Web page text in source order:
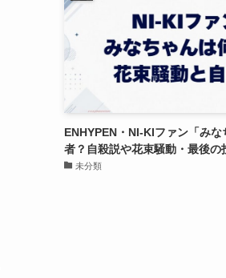
ENHYPEN・NI-KIファン「みな
者？自殺説や花束騒動・最後の
未分類